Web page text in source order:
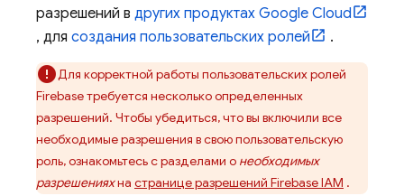
разрешений в других продуктах Google Cloud
, для создания пользовательских ролей .
Для корректной работы пользовательских ролей
Firebase требуется несколько определенных
разрешений. Чтобы убедиться, что вы включили все
необходимые разрешения в свою пользовательскую
роль, ознакомьтесь с разделами о необходимых
разрешенияхна странице разрешений Firebase IAM .